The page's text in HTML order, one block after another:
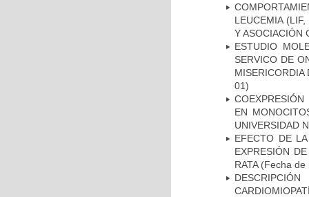
LEUCEMIA
Y ASOCIACIÓN
ESTUDIO
SERVICO DE
01)
EN
UNIVERSIDAD
EFECTO DE
EXPRESIÓN
RATA(Fecha de